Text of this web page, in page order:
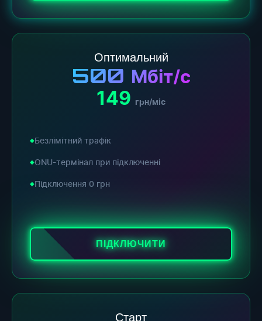
Оптимальний
500 Мбіт/с
149 грн/міс
Безлімітний трафік
ONU-термінал при підключенні
Підключення 0 грн
ПІДКЛЮЧИТИ
Старт